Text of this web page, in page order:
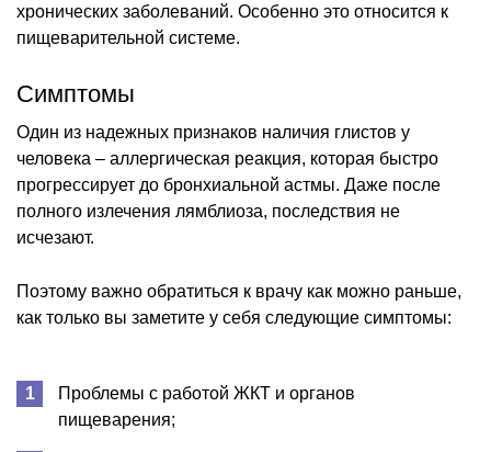
хронических заболеваний. Особенно это относится к
пищеварительной системе.
Симптомы
Один из надежных признаков наличия глистов у
человека – аллергическая реакция, которая быстро
прогрессирует до бронхиальной астмы. Даже после
полного излечения лямблиоза, последствия не
исчезают.
Поэтому важно обратиться к врачу как можно раньше,
как только вы заметите у себя следующие симптомы:
Проблемы с работой ЖКТ и органов
пищеварения;